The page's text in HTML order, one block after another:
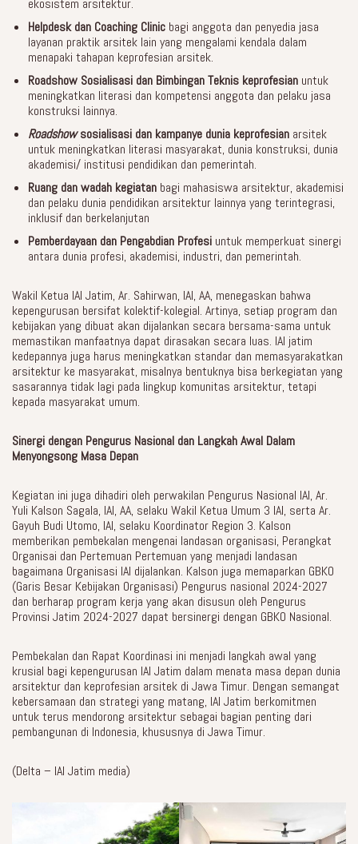
ekosistem arsitektur.
Helpdesk dan Coaching Clinic bagi anggota dan penyedia jasa
layanan praktik arsitek lain yang mengalami kendala dalam
menapaki tahapan keprofesian arsitek.
Roadshow Sosialisasi dan Bimbingan Teknis keprofesian untuk
meningkatkan literasi dan kompetensi anggota dan pelaku jasa
konstruksi lainnya.
Roadshowsosialisasi dan kampanye dunia keprofesian arsitek
untuk meningkatkan literasi masyarakat, dunia konstruksi, dunia
akademisi/ institusi pendidikan dan pemerintah.
Ruang dan wadah kegiatan bagi mahasiswa arsitektur, akademisi
dan pelaku dunia pendidikan arsitektur lainnya yang terintegrasi,
inklusif dan berkelanjutan
Pemberdayaan dan Pengabdian Profesi untuk memperkuat sinergi
antara dunia profesi, akademisi, industri, dan pemerintah.
Wakil Ketua IAI Jatim, Ar. Sahirwan, IAI, AA, menegaskan bahwa
kepengurusan bersifat kolektif-kolegial. Artinya, setiap program dan
kebijakan yang dibuat akan dijalankan secara bersama-sama untuk
memastikan manfaatnya dapat dirasakan secara luas. IAI jatim
kedepannya juga harus meningkatkan standar dan memasyarakatkan
arsitektur ke masyarakat, misalnya bentuknya bisa berkegiatan yang
sasarannya tidak lagi pada lingkup komunitas arsitektur, tetapi
kepada masyarakat umum.
Sinergi dengan Pengurus Nasional dan Langkah Awal Dalam
Menyongsong Masa Depan
Kegiatan ini juga dihadiri oleh perwakilan Pengurus Nasional IAI, Ar.
Yuli Kalson Sagala, IAI, AA, selaku Wakil Ketua Umum 3 IAI, serta Ar.
Gayuh Budi Utomo, IAI, selaku Koordinator Region 3. Kalson
memberikan pembekalan mengenai landasan organisasi, Perangkat
Organisai dan Pertemuan Pertemuan yang menjadi landasan
bagaimana Organisasi IAI dijalankan. Kalson juga memaparkan GBKO
(Garis Besar Kebijakan Organisasi) Pengurus nasional 2024-2027
dan berharap program kerja yang akan disusun oleh Pengurus
Provinsi Jatim 2024-2027 dapat bersinergi dengan GBKO Nasional.
Pembekalan dan Rapat Koordinasi ini menjadi langkah awal yang
krusial bagi kepengurusan IAI Jatim dalam menata masa depan dunia
arsitektur dan keprofesian arsitek di Jawa Timur. Dengan semangat
kebersamaan dan strategi yang matang, IAI Jatim berkomitmen
untuk terus mendorong arsitektur sebagai bagian penting dari
pembangunan di Indonesia, khususnya di Jawa Timur.
(Delta – IAI Jatim media)